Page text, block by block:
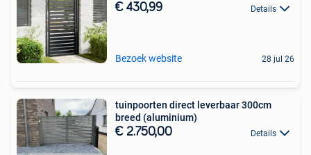
€ 430,99 Details
Bezoek website 28 jul 26
tuinpoorten direct leverbaar 300cm
breed (aluminium)
€ 2.750,00 Details